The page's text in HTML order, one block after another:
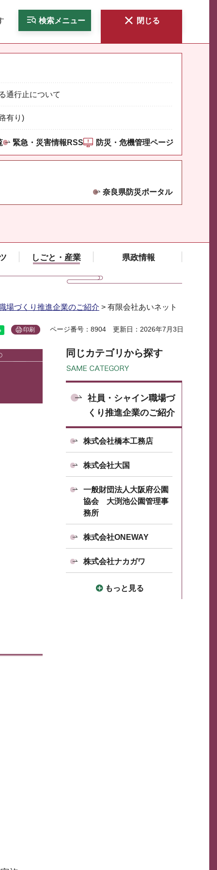
検索メニュー 閉じる
通行止について
有り)
緊急・災害情報RSS 防災・危機管理ページ
奈良県防災ポータル
しごと・産業 県政情報
場づくり推進企業のご紹介 > 有限会社あいネット
印刷 ページ番号：8904 更新日：2026年7月3日
同じカテゴリから探す
社員・シャイン職場づ
くり推進企業のご紹介
株式会社橋本工務店
株式会社大国
一般財団法人大阪府公園
協会 大渕池公園管理事
務所
株式会社ONEWAY
株式会社ナカガワ
もっと見る